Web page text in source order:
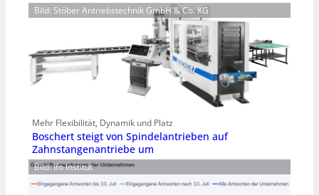
Bild: Stöber Antriebstechnik GmbH & Co. KG
Mehr Flexibilität, Dynamik und Platz
Boschert steigt von Spindelantrieben auf
Zahnstangenantriebe um
Bild: Ifo Institut